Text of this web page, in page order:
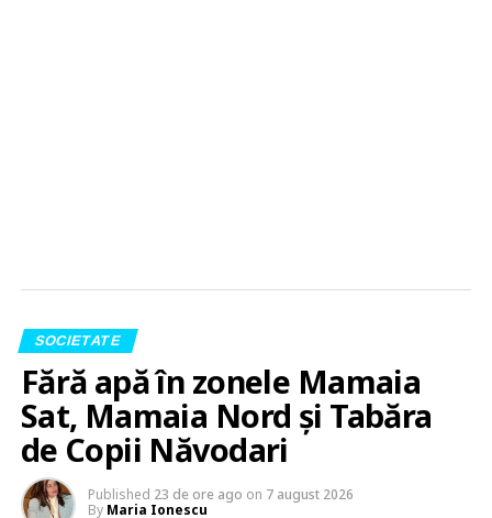
SOCIETATE
Fără apă în zonele Mamaia
Sat, Mamaia Nord și Tabăra
de Copii Năvodari
Published 23 de ore ago on 7 august 2026
By Maria Ionescu